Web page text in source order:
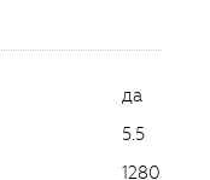
да
5.5
1280